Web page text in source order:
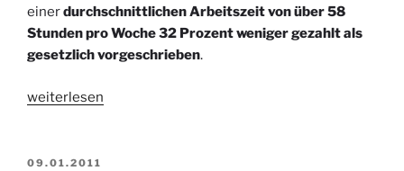
einerdurchschnittlichen Arbeitszeit von über 58
Stunden pro Woche 32 Prozent weniger gezahltals
gesetzlich vorgeschrieben.
„Haiti,
nach
weiterlesen
VERÖFFENTLICHT
09.01.2011